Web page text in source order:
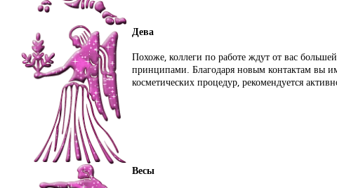
Дева
Похоже, коллеги по работе ждут от вас
принципами. Благодаря новым контактам вы
косметических процедур, рекомендуется
Весы